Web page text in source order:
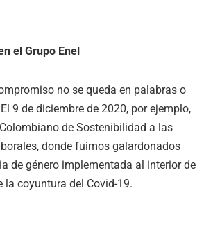
el Grupo Enel
no se queda en palabras o
9 de diciembre de 2020, por ejemplo,
de Sostenibilidad a las
donde fuimos galardonados
de género implementada al interior de
la coyuntura del Covid-19.